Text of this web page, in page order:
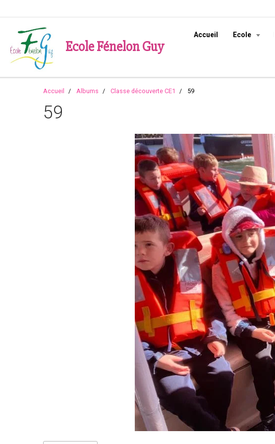
Ecole Fénelon Guy
Accueil Ecole
Accueil Albums Classe découverte CE1 59
59